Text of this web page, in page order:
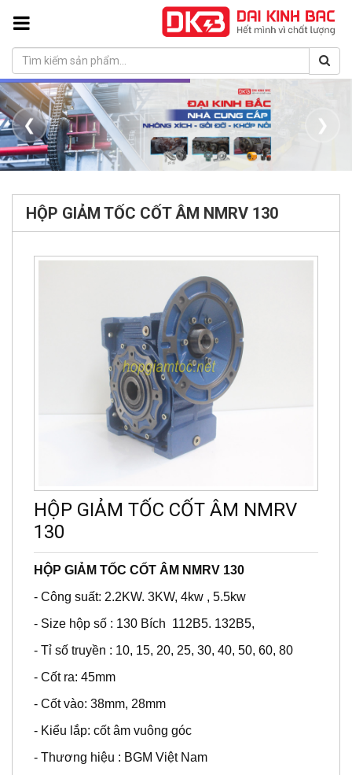
❮ ❯
HỘP GIẢM TỐC CỐT ÂM NMRV 130
HỘP GIẢM TỐC CỐT ÂM NMRV
130
HỘP GIẢM TỐC CỐT ÂM NMRV 130
- Công suất: 2.2KW. 3KW, 4kw , 5.5kw
- Size hộp số : 130 Bích 112B5. 132B5,
- Tỉ số truyền : 10, 15, 20, 25, 30, 40, 50, 60, 80
- Cốt ra: 45mm
- Cốt vào: 38mm, 28mm
- Kiểu lắp: cốt âm vuông góc
- Thương hiệu : BGM Việt Nam